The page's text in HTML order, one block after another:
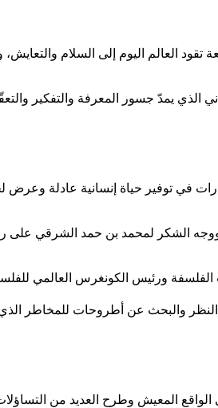
اليوم إلى السلام والتعايش،
الذي يمدّ جسور المعرفة والتفكير
في توفير حياة إنسانية عادلة وعرض
الشكر لمحمد بن حمد الشرقي على
الفلسفة ورئيس الكونغرس العالمي
النظر والبحث عن أطروحات للمخاطر الذي
المعيش وطرح العديد من